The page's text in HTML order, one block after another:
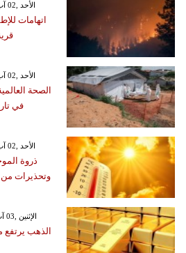
GMT 22:02 2026 الأحد ,02 آب / أغسطس
اتهامات
GMT 13:04 2026 الأحد ,02 آب / أغسطس
الصحة
في
GMT 14:33 2026 الأحد ,02 آب / أغسطس
ذروة
وتحذيرات من
GMT 08:36 2026 الإثنين ,03 آب / أغسطس
الذهب يرتفع